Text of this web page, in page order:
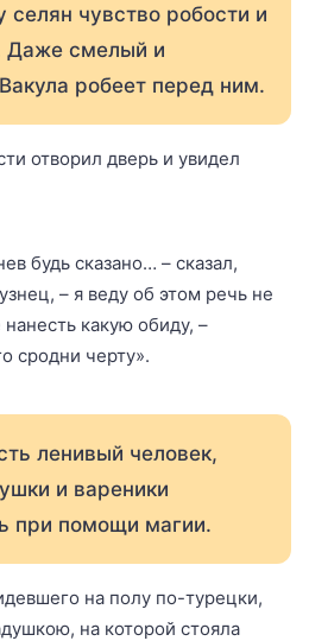
чувство робости и
Даже смелый и
робеет перед ним.
отворил дверь и увидел
будь сказано… – сказал,
– я веду об этом речь не
какую обиду, –
сродни черту».
ленивый человек,
и вареники
при помощи магии.
на полу по-турецки,
на которой стояла